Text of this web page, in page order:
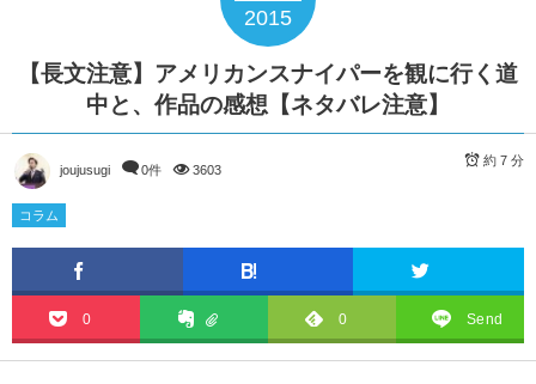
2015
【長文注意】アメリカンスナイパーを観に行く道
中と、作品の感想【ネタバレ注意】
joujusugi 0件 3603
約 7 分
コラム
0 0 Send